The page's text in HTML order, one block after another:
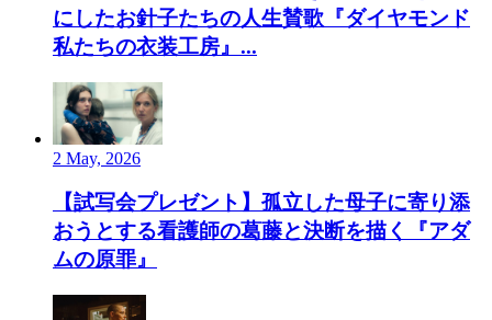
にしたお針子たちの人生賛歌『ダイヤモンド
私たちの衣装工房』...
2 May, 2026
【試写会プレゼント】孤立した母子に寄り添
おうとする看護師の葛藤と決断を描く『アダ
ムの原罪』